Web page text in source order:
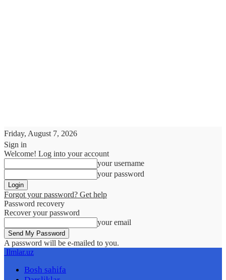
Friday, August 7, 2026
Sign in
Welcome! Log into your account
your username
your password
Forgot your password? Get help
Password recovery
Recover your password
your email
A password will be e-mailed to you.
Ilmlar.uz
Bosh sahifa